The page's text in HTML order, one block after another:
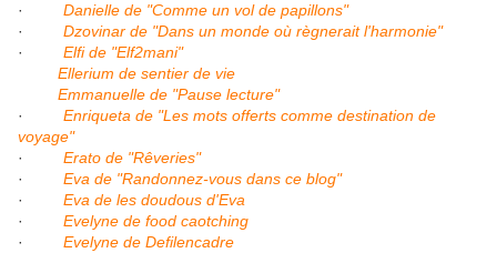
· Danielle de "Comme un vol de papillons"
· Dzovinar de "Dans un monde où règnerait l'harmonie"
· Elfi de "Elf2mani"
Ellerium de sentier de vie
Emmanuelle de "Pause lecture"
· Enriqueta de "Les mots offerts comme destination de
voyage"
· Erato de "Rêveries"
· Eva de "Randonnez-vous dans ce blog"
· Eva de les doudous d'Eva
· Evelyne de food caotching
· Evelyne de Defilencadre